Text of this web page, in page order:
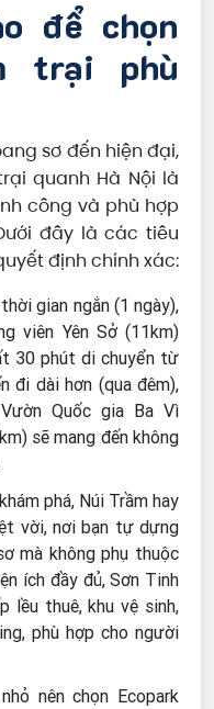
để chọn
trại phù
sơ đến hiện đại,
quanh Hà Nội là
công và phù hợp
đây là các tiêu
định chính xác:
gian ngắn (1 ngày),
viên Yên Sở (11km)
30 phút di chuyển từ
đi dài hơn (qua đêm),
Quốc gia Ba Vì
sẽ mang đến không
phá, Núi Trầm hay
vời, nơi bạn tự dựng
mà không phụ thuộc
ích đầy đủ, Sơn Tinh
lều thuê, khu vệ sinh,
phù hợp cho người
nên chọn Ecopark